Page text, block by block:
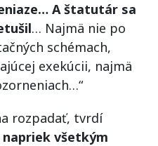
A štatutár sa
… Najmä nie po
schémach,
exekúcii, najmä
rozpadať, tvrdí
napriek všetkým